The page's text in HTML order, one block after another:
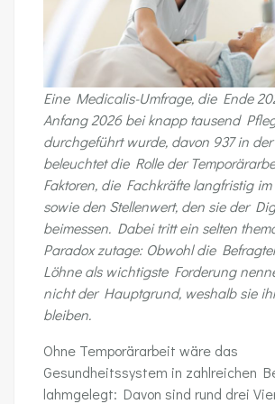
Eine Medicalis-Umfrage, die Ende
Anfang 2026 bei knapp tausend
durchgeführt wurde, davon 937 in
beleuchtet die Rolle der
Faktoren, die Fachkräfte langfristig
sowie den Stellenwert, den sie der
beimessen. Dabei tritt ein selten
Paradox zutage: Obwohl die
Löhne als wichtigste Forderung
nicht der Hauptgrund, weshalb sie
bleiben.
Ohne Temporärarbeit wäre das
Gesundheitssystem in zahlreichen
lahmgelegt: Davon sind rund drei